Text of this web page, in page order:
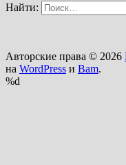
Найти:
Авторские права © 2026
на WordPress и Bam.
%d